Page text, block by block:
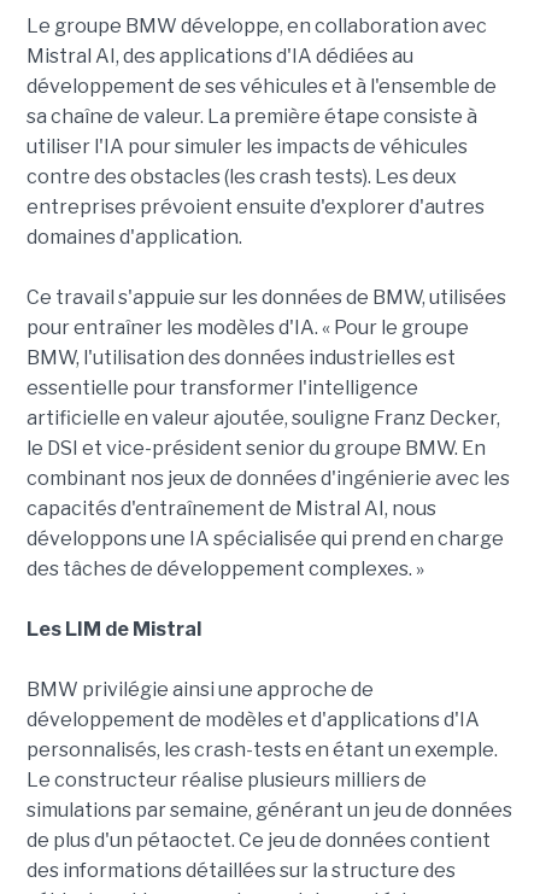
Le groupe BMW développe, en collaboration avec
Mistral AI, des applications d'IA dédiées au
développement de ses véhicules et à l'ensemble de
sa chaîne de valeur. La première étape consiste à
utiliser l'IA pour simuler les impacts de véhicules
contre des obstacles (les crash tests). Les deux
entreprises prévoient ensuite d'explorer d'autres
domaines d'application.
Ce travail s'appuie sur les données de BMW, utilisées
pour entraîner les modèles d'IA. « Pour le groupe
BMW, l'utilisation des données industrielles est
essentielle pour transformer l'intelligence
artificielle en valeur ajoutée, souligne Franz Decker,
le DSI et vice-président senior du groupe BMW. En
combinant nos jeux de données d'ingénierie avec les
capacités d'entraînement de Mistral AI, nous
développons une IA spécialisée qui prend en charge
des tâches de développement complexes. »
Les LIM de Mistral
BMW privilégie ainsi une approche de
développement de modèles et d'applications d'IA
personnalisés, les crash-tests en étant un exemple.
Le constructeur réalise plusieurs milliers de
simulations par semaine, générant un jeu de données
de plus d'un pétaoctet. Ce jeu de données contient
des informations détaillées sur la structure des